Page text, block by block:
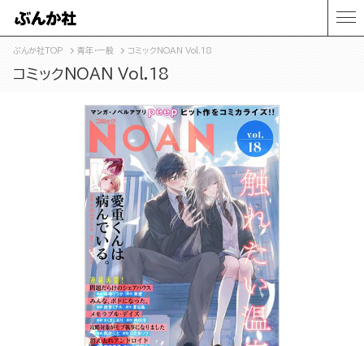
ぶんか社TOP 青年・一般 コミックNOAN Vol.18
コミックNOAN Vol.18